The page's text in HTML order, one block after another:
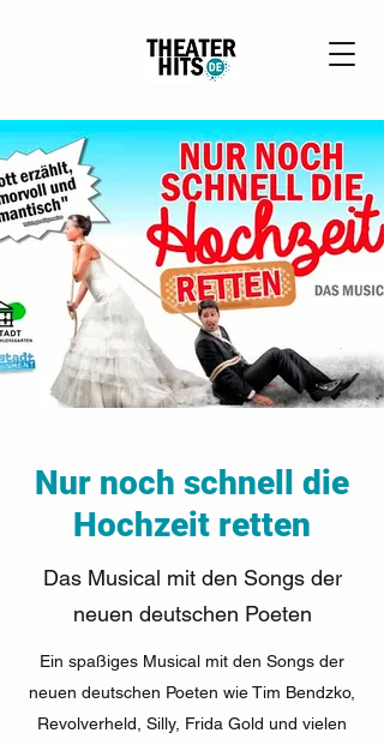
Nur noch schnell die
Hochzeit retten
Das Musical mit den Songs der
neuen deutschen Poeten
Ein spaßiges Musical mit den Songs der
neuen deutschen Poeten wie Tim Bendzko,
Revolverheld, Silly, Frida Gold und vielen